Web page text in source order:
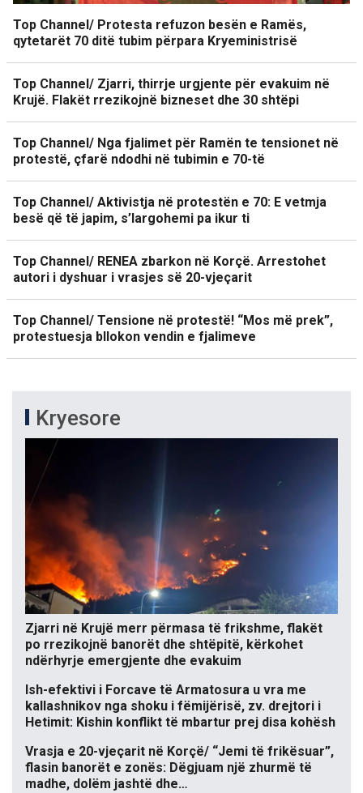
Top Channel/ Protesta refuzon besën e Ramës,
qytetarët 70 ditë tubim përpara Kryeministrisë
Top Channel/ Zjarri, thirrje urgjente për evakuim në
Krujë. Flakët rrezikojnë bizneset dhe 30 shtëpi
Top Channel/ Nga fjalimet për Ramën te tensionet në
protestë, çfarë ndodhi në tubimin e 70-të
Top Channel/ Aktivistja në protestën e 70: E vetmja
besë që të japim, s’largohemi pa ikur ti
Top Channel/ RENEA zbarkon në Korçë. Arrestohet
autori i dyshuar i vrasjes së 20-vjeçarit
Top Channel/ Tensione në protestë! “Mos më prek”,
protestuesja bllokon vendin e fjalimeve
Kryesore
Zjarri në Krujë merr përmasa të frikshme, flakët
po rrezikojnë banorët dhe shtëpitë, kërkohet
ndërhyrje emergjente dhe evakuim
Ish-efektivi i Forcave të Armatosura u vra me
kallashnikov nga shoku i fëmijërisë, zv. drejtori i
Hetimit: Kishin konflikt të mbartur prej disa kohësh
Vrasja e 20-vjeçarit në Korçë/ “Jemi të frikësuar”,
flasin banorët e zonës: Dëgjuam një zhurmë të
madhe, dolëm jashtë dhe…